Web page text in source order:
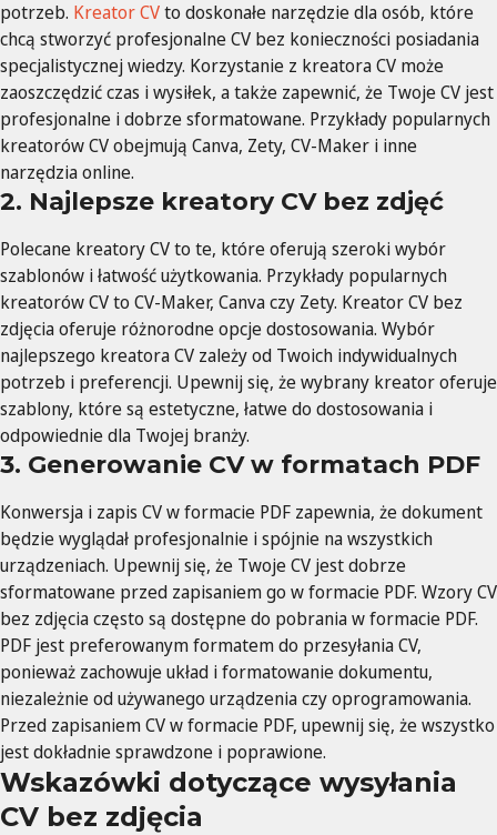
potrzeb. Kreator CVto doskonałe narzędzie dla osób, które
chcą stworzyć profesjonalne CV bez konieczności posiadania
specjalistycznej wiedzy. Korzystanie z kreatora CV może
zaoszczędzić czas i wysiłek, a także zapewnić, że Twoje CV jest
profesjonalne i dobrze sformatowane. Przykłady popularnych
kreatorów CV obejmują Canva, Zety, CV-Maker i inne
narzędzia online.
2. Najlepsze kreatory CV bez zdjęć
Polecane kreatory CV to te, które oferują szeroki wybór
szablonów i łatwość użytkowania. Przykłady popularnych
kreatorów CV to CV-Maker, Canva czy Zety. Kreator CV bez
zdjęcia oferuje różnorodne opcje dostosowania. Wybór
najlepszego kreatora CV zależy od Twoich indywidualnych
potrzeb i preferencji. Upewnij się, że wybrany kreator oferuje
szablony, które są estetyczne, łatwe do dostosowania i
odpowiednie dla Twojej branży.
3. Generowanie CV w formatach PDF
Konwersja i zapis CV w formacie PDF zapewnia, że dokument
będzie wyglądał profesjonalnie i spójnie na wszystkich
urządzeniach. Upewnij się, że Twoje CV jest dobrze
sformatowane przed zapisaniem go w formacie PDF. Wzory CV
bez zdjęcia często są dostępne do pobrania w formacie PDF.
PDF jest preferowanym formatem do przesyłania CV,
ponieważ zachowuje układ i formatowanie dokumentu,
niezależnie od używanego urządzenia czy oprogramowania.
Przed zapisaniem CV w formacie PDF, upewnij się, że wszystko
jest dokładnie sprawdzone i poprawione.
Wskazówki dotyczące wysyłania
CV bez zdjęcia